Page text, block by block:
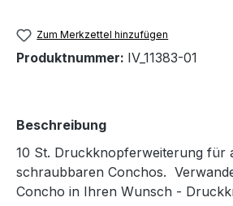
Zum Merkzettel hinzufügen
Produktnummer: IV_11383-01
Beschreibung
10 St. Druckknopferweiterung für
schraubbaren Conchos.
Concho in Ihren Wunsch -